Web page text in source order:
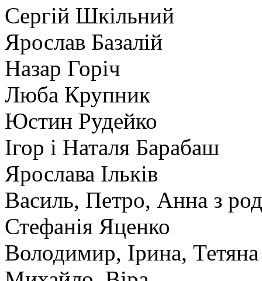
Сергій Шкільний
Ярослав Базалій
Назар Горіч
Люба Крупник
Юстин Рудейко
Ігор і Наталя Барабаш
Ярослава Ільків
Василь, Петро, Анна з
Стефанія Яценко
Володимир, Ірина, Тетяна